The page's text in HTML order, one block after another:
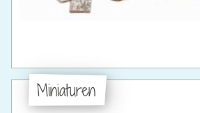
Miniaturen